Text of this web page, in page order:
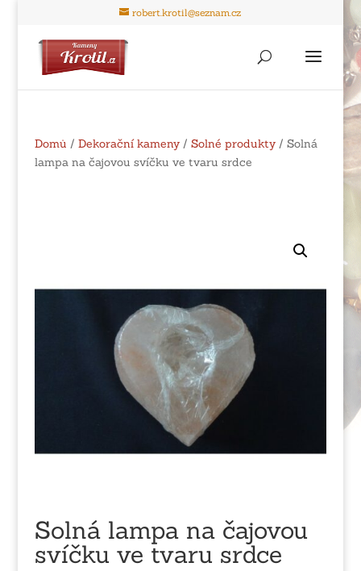
robert.krotil@seznam.cz
Domů / Dekorační kameny/ Solné produkty/ Solná
lampa na čajovou svíčku ve tvaru srdce
Solná lampa na čajovou
svíčku ve tvaru srdce